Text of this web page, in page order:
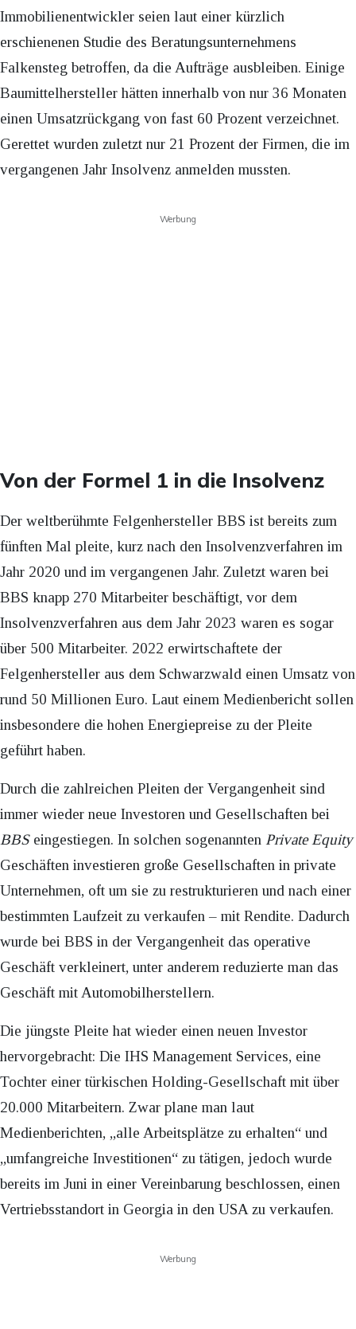
Immobilienentwickler seien laut einer kürzlich
erschienenen Studie des Beratungsunternehmens
Falkensteg betroffen, da die Aufträge ausbleiben. Einige
Baumittelhersteller hätten innerhalb von nur 36 Monaten
einen Umsatzrückgang von fast 60 Prozent verzeichnet.
Gerettet wurden zuletzt nur 21 Prozent der Firmen, die im
vergangenen Jahr Insolvenz anmelden mussten.
Werbung
Von der Formel 1 in die Insolvenz
Der weltberühmte Felgenhersteller BBS ist bereits zum
fünften Mal pleite, kurz nach den Insolvenzverfahren im
Jahr 2020 und im vergangenen Jahr. Zuletzt waren bei
BBS knapp 270 Mitarbeiter beschäftigt, vor dem
Insolvenzverfahren aus dem Jahr 2023 waren es sogar
über 500 Mitarbeiter. 2022 erwirtschaftete der
Felgenhersteller aus dem Schwarzwald einen Umsatz von
rund 50 Millionen Euro. Laut einem Medienbericht sollen
insbesondere die hohen Energiepreise zu der Pleite
geführt haben.
Durch die zahlreichen Pleiten der Vergangenheit sind
immer wieder neue Investoren und Gesellschaften bei
BBSeingestiegen. In solchen sogenannten Private Equity
Geschäften investieren große Gesellschaften in private
Unternehmen, oft um sie zu restrukturieren und nach einer
bestimmten Laufzeit zu verkaufen – mit Rendite. Dadurch
wurde bei BBS in der Vergangenheit das operative
Geschäft verkleinert, unter anderem reduzierte man das
Geschäft mit Automobilherstellern.
Die jüngste Pleite hat wieder einen neuen Investor
hervorgebracht: Die IHS Management Services, eine
Tochter einer türkischen Holding-Gesellschaft mit über
20.000 Mitarbeitern. Zwar plane man laut
Medienberichten, „alle Arbeitsplätze zu erhalten“ und
„umfangreiche Investitionen“ zu tätigen, jedoch wurde
bereits im Juni in einer Vereinbarung beschlossen, einen
Vertriebsstandort in Georgia in den USA zu verkaufen.
Werbung